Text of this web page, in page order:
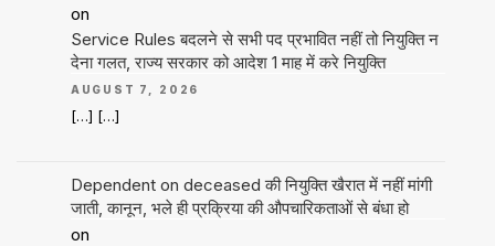
on
Service Rules बदलने से सभी पद प्रभावित नहीं तो नियुक्ति न
देना गलत, राज्य सरकार को आदेश 1 माह में करे नियुक्ति
AUGUST 7, 2026
[…] […]
Dependent on deceased की नियुक्ति खैरात में नहीं मांगी
जाती, कानून, भले ही प्रक्रिया की औपचारिकताओं से बंधा हो
on